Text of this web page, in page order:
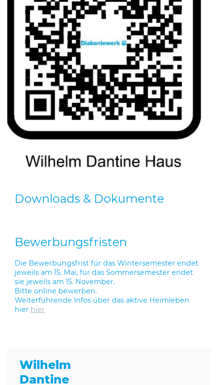
Downloads & Dokumente
Bewerbungsfristen
Die Bewerbungsfrist für das Wintersemester endet
jeweils am 15. Mai, für das Sommersemester endet
sie jeweils am 15. November.
Bitte online bewerben.
Weiterführende Infos über das aktive Heimleben
hier hier
Wilhelm
Dantine